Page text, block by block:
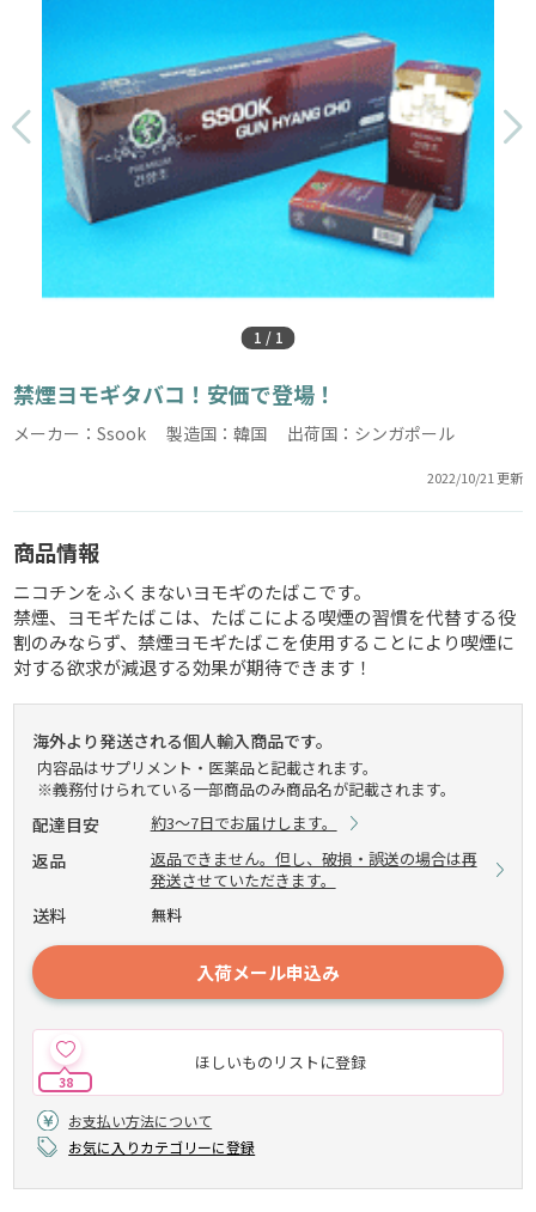
1 / 1
禁煙ヨモギタバコ！安価で登場！
メーカー：Ssook 製造国：韓国 出荷国：シンガポール
2022/10/21 更新
商品情報
ニコチンをふくまないヨモギのたばこです。
禁煙、ヨモギたばこは、たばこによる喫煙の習慣を代替する役
割のみならず、禁煙ヨモギたばこを使用することにより喫煙に
対する欲求が減退する効果が期待できます！
海外より発送される個人輸入商品です。
内容品はサプリメント・医薬品と記載されます。
※義務付けられている一部商品のみ商品名が記載されます。
配達目安 約3～7日でお届けします。
返品
返品できません。但し、破損・誤送の場合は再
発送させていただきます。
送料 無料
入荷メール申込み
ほしいものリストに登録
38
お支払い方法について
お気に入りカテゴリーに登録